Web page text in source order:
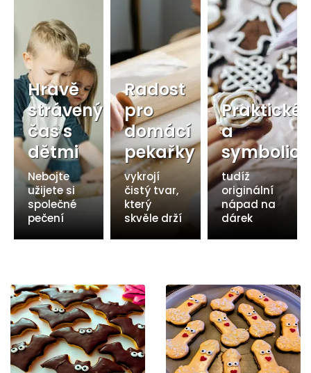
Hravě
strávený
čas s
dětmi
Nebojte
užijete si
společné
pečení
Radost
pro
domácí
pekařky
vykrojí
čistý tvar,
který
skvěle drží
Praktické
a
tudíž
originální
nápad na
dárek